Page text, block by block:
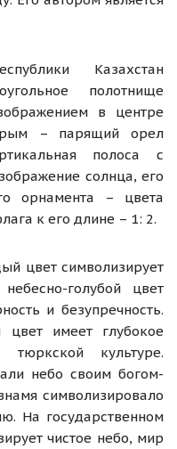
Казахстан
полотнище
в центре
– парящий орел
полоса с
солнца, его
орнамента – цвета
к его длине – 1: 2.
цвет символизирует
голубой цвет
и безупречность.
цвет имеет глубокое
тюркской культуре.
небо своим богом-
символизировало
На государственном
чистое небо, мир